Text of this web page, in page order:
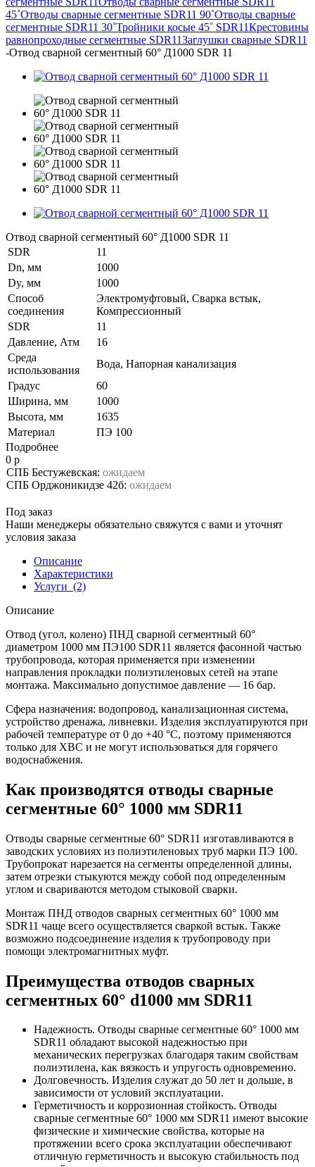
45˚Отводы сварные сегментные SDR11 90˚Отводы сварные
сегментные SDR11 30˚Тройники косые 45˚ SDR11Крестовины
равнопроходные сегментные SDR11Заглушки сварные SDR11
-Отвод сварной сегментный 60° Д1000 SDR 11
Отвод сварной сегментный 60° Д1000 SDR 11
SDR
11
Dn, мм
1000
Dy, мм
1000
Способ
соединения
Электромуфтовый, Сварка встык,
Компрессионный
SDR
11
Давление, Атм
16
Среда
использования
Вода, Напорная канализация
Градус
60
Ширина, мм
1000
Высота, мм
1635
Материал
ПЭ 100
Подробнее
0 р
СПБ Бестужевская: ожидаем
СПБ Орджоникидзе 42б: ожидаем
Под заказ
Наши менеджеры обязательно свяжутся с вами и уточнят
условия заказа
Описание
Характеристики
Услуги (2)
Описание
Отвод (угол, колено) ПНД сварной сегментный 60°
диаметром 1000 мм ПЭ100 SDR11 является фасонной частью
трубопровода, которая применяется при изменении
направления прокладки полиэтиленовых сетей на этапе
монтажа. Максимально допустимое давление — 16 бар.
Сфера назначения: водопровод, канализационная система,
устройство дренажа, ливневки. Изделия эксплуатируются при
рабочей температуре от 0 до +40 °С, поэтому применяются
только для ХВС и не могут использоваться для горячего
водоснабжения.
Как производятся отводы сварные
сегментные 60° 1000 мм SDR11
Отводы сварные сегментные 60° SDR11 изготавливаются в
заводских условиях из полиэтиленовых труб марки ПЭ 100.
Трубопрокат нарезается на сегменты определенной длины,
затем отрезки стыкуются между собой под определенным
углом и свариваются методом стыковой сварки.
Монтаж ПНД отводов сварных сегментных 60° 1000 мм
SDR11 чаще всего осуществляется сваркой встык. Также
возможно подсоединение изделия к трубопроводу при
помощи электромагнитных муфт.
Преимущества отводов сварных
сегментных 60° d1000 мм SDR11
Надежность. Отводы сварные сегментные 60° 1000 мм
SDR11 обладают высокой надежностью при
механических перегрузках благодаря таким свойствам
полиэтилена, как вязкость и упругость одновременно.
Долговечность. Изделия служат до 50 лет и дольше, в
зависимости от условий эксплуатации.
Герметичность и коррозионная стойкость. Отводы
сварные сегментные 60° 1000 мм SDR11 имеют высокие
физические и химические свойства, которые на
протяжении всего срока эксплуатации обеспечивают
отличную герметичность и высокую стабильность под